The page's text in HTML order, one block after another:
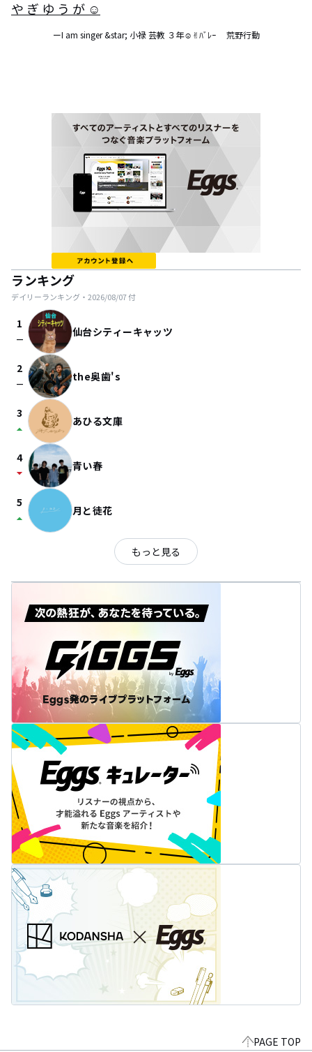
や ぎ ゆ う が ︎︎☺︎
ーI am singer &star; 小禄 芸教 ︎３年☺︎✌︎︎ﾊﾞﾚｰ     荒野行動
ランキング
デイリーランキング・ 2026/08/07付
1
check_indeterminate_small 仙台シティーキャッツ
2
check_indeterminate_small the奥歯's
3
arrow_drop_up あひる文庫
4
arrow_drop_down 青い春
5
arrow_drop_up 月と徒花
もっと見る
PAGE TOP